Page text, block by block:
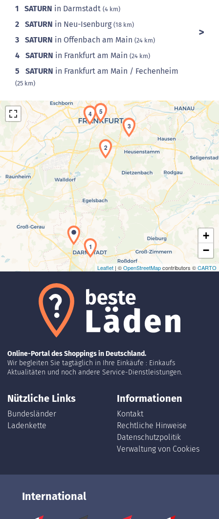
1 SATURN in Darmstadt (4 km)
2 SATURN in Neu-Isenburg (18 km)
3 SATURN in Offenbach am Main (24 km)
4 SATURN in Frankfurt am Main (24 km)
5 SATURN in Frankfurt am Main / Fechenheim
(25 km)
Laden der Karte...
1
2
3
4 5
+
−
Leaflet | ©OpenStreetMapcontributors ©CARTO
Online-Portal des Shoppings in Deutschland.
Wir begleiten Sie tagtäglich in Ihre Einkäufe : Einkaufs
Aktualitäten und noch andere Service-Dienstleistungen.
Nützliche Links
Bundesländer
Ladenkette
Informationen
Kontakt
Rechtliche Hinweise
Datenschutzpolitik
Verwaltung von Cookies
International